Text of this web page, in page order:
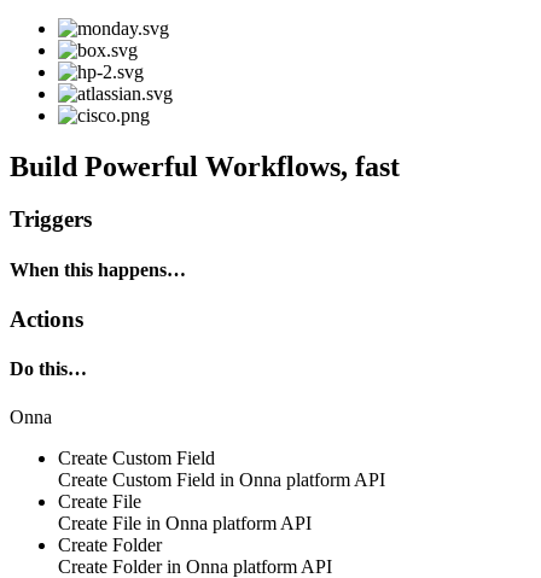
Build Powerful Workflows, fast
Triggers
When this happens…
Actions
Do this…
Onna
Create Custom Field
Create Custom Field in Onna platform API
Create File
Create File in Onna platform API
Create Folder
Create Folder in Onna platform API